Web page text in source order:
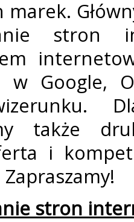
marek.
stron
w Google,
także
i
stron